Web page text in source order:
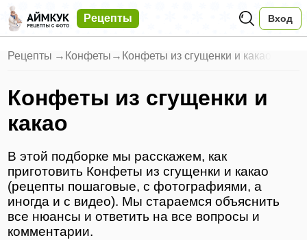
Рецепты Вход
Рецепты → Конфеты → Конфеты из сгущенки и какао
Конфеты из сгущенки и
какао
В этой подборке мы расскажем, как
приготовить Конфеты из сгущенки и какао
(рецепты пошаговые, с фотографиями, а
иногда и с видео). Мы стараемся объяснить
все нюансы и ответить на все вопросы и
комментарии.